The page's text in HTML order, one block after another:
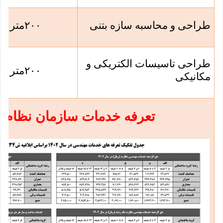
طراحی و محاسبه سازه بتنی ۲۰۰متر
طراحی تاسیسات الکتریکی و
مکانیکی
۲۰۰متر
تعرفه خدمات سازمان